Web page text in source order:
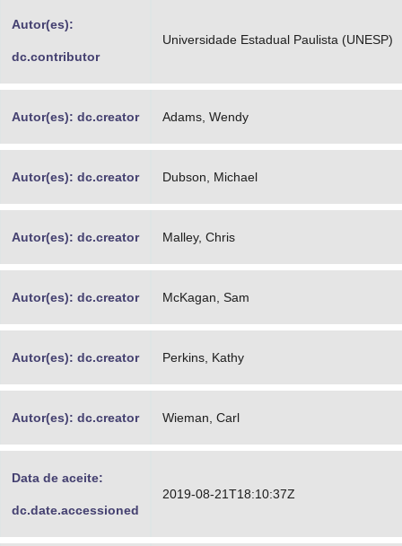
Banco Central do Brasil
Autor(es):
dc.contributor
Universidade Estadual Paulista (UNESP)
Autor(es): dc.creator Adams, Wendy
Autor(es): dc.creator Dubson, Michael
Autor(es): dc.creator Malley, Chris
Autor(es): dc.creator McKagan, Sam
Autor(es): dc.creator Perkins, Kathy
Autor(es): dc.creator Wieman, Carl
Data de aceite:
dc.date.accessioned
2019-08-21T18:10:37Z